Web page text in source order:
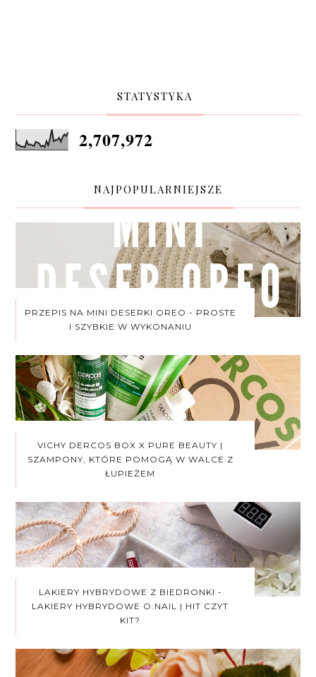
STATYSTYKA
2,707,972
NAJPOPULARNIEJSZE
PRZEPIS NA MINI DESERKI OREO - PROSTE
I SZYBKIE W WYKONANIU
VICHY DERCOS BOX X PURE BEAUTY |
SZAMPONY, KTÓRE POMOGĄ W WALCE Z
ŁUPIEŻEM
LAKIERY HYBRYDOWE Z BIEDRONKI -
LAKIERY HYBRYDOWE O.NAIL | HIT CZYT
KIT?